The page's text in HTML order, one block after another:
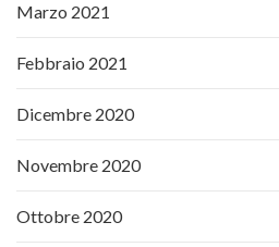
Marzo 2021
Febbraio 2021
Dicembre 2020
Novembre 2020
Ottobre 2020